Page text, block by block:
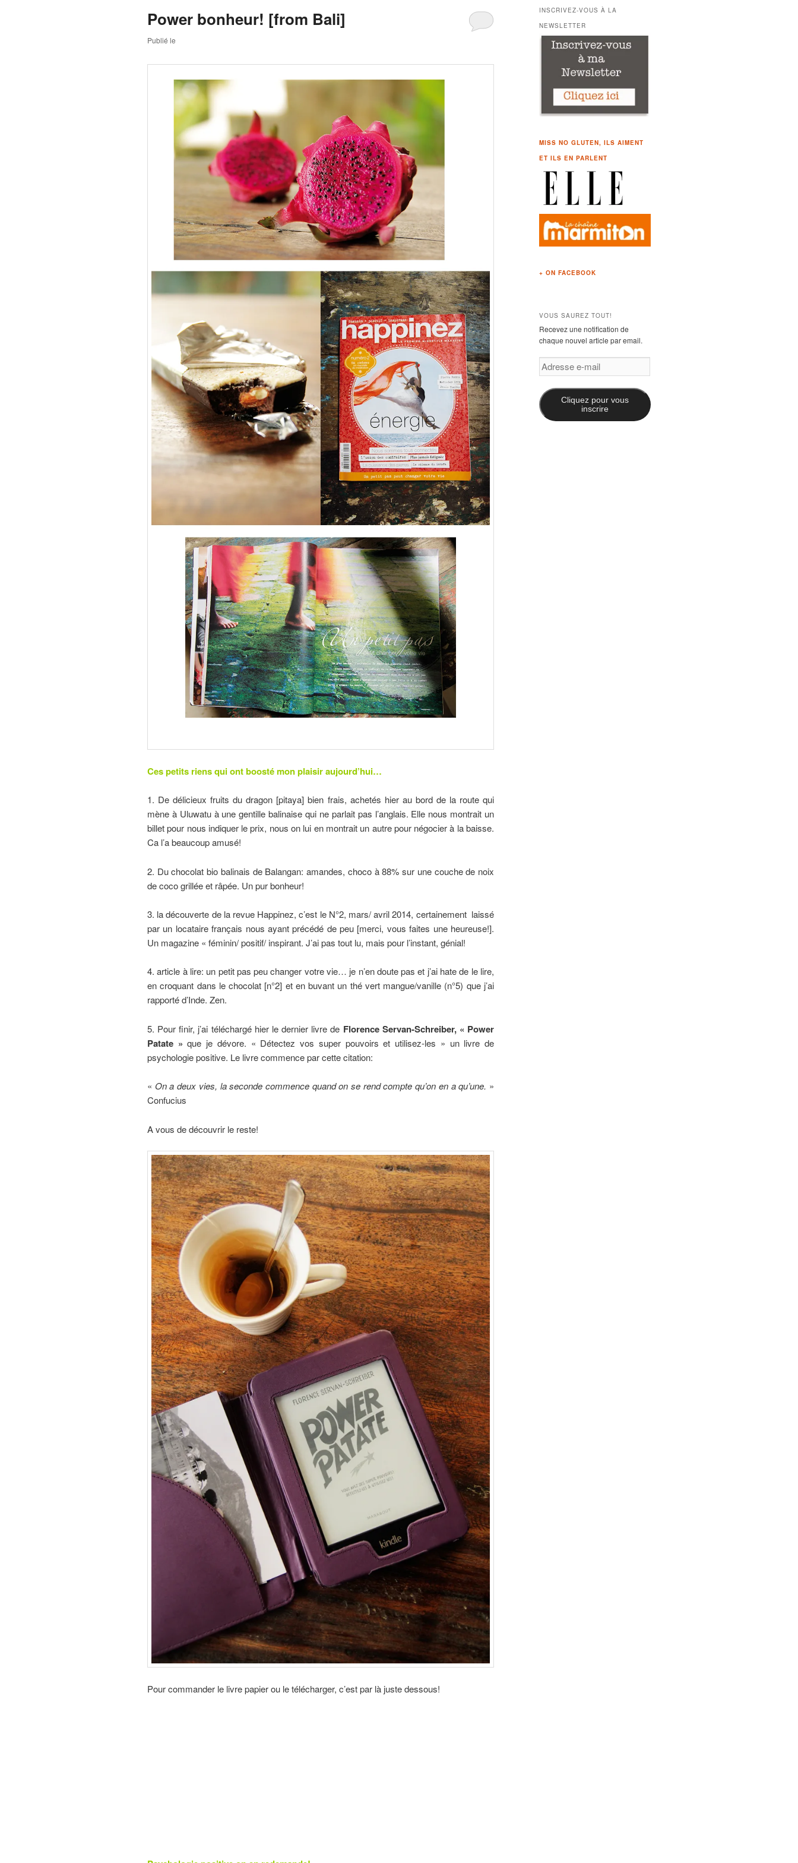
Power bonheur! [from Bali]
Publié le
Ces petits riens qui ont boosté mon plaisir aujourd’hui…
1. De délicieux fruits du dragon [pitaya] bien frais, achetés hier au bord de la route qui
mène à Uluwatu à une gentille balinaise qui ne parlait pas l’anglais. Elle nous montrait un
billet pour nous indiquer le prix, nous on lui en montrait un autre pour négocier à la baisse.
Ca l’a beaucoup amusé!
2. Du chocolat bio balinais de Balangan: amandes, choco à 88% sur une couche de noix
de coco grillée et râpée. Un pur bonheur!
3. la découverte de la revue Happinez, c’est le N°2, mars/ avril 2014, certainement laissé
par un locataire français nous ayant précédé de peu [merci, vous faites une heureuse!].
Un magazine « féminin/ positif/ inspirant. J’ai pas tout lu, mais pour l’instant, génial!
4. article à lire: un petit pas peu changer votre vie… je n’en doute pas et j’ai hate de le lire,
en croquant dans le chocolat [n°2] et en buvant un thé vert mangue/vanille (n°5) que j’ai
rapporté d’Inde. Zen.
5. Pour finir, j’ai téléchargé hier le dernier livre de Florence Servan-Schreiber, « Power
Patate » que je dévore. « Détectez vos super pouvoirs et utilisez-les » un livre de
psychologie positive. Le livre commence par cette citation:
« On a deux vies, la seconde commence quand on se rend compte qu’on en a qu’une. »
Confucius
A vous de découvrir le reste!
Pour commander le livre papier ou le télécharger, c’est par là juste dessous!
h
r
c
INSCRIVEZ-VOUS À LA
NEWSLETTER
MISS NO GLUTEN, ILS AIMENT
ET ILS EN PARLENT
+ ON FACEBOOK
VOUS SAUREZ TOUT!
Recevez une notification de
chaque nouvel article par email.
Adresse
e-
Cliquez pour vous
inscrire